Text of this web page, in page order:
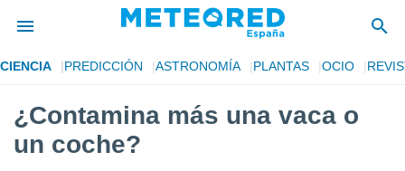
de
por
CIENCIA PREDICCIÓN ASTRONOMÍA PLANTAS OCIO
¿Contamina más una vaca o
un coche?